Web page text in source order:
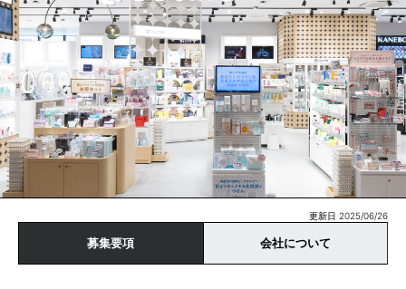
更新日 2025/06/26
募集要項 会社について